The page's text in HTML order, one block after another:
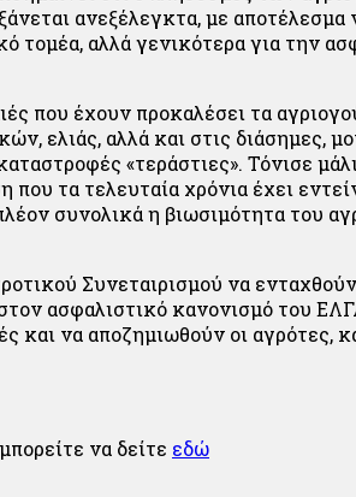
ανεξέλεγκτα, με αποτέλεσμα
τομέα, αλλά γενικότερα για την
που έχουν προκαλέσει τα
ελιάς, αλλά και στις διάσημες,
«τεράστιες». Τόνισε
τα τελευταία χρόνια έχει
συνολικά η βιωσιμότητα του
Συνεταιρισμού να ενταχθούν
ασφαλιστικό κανονισμό του
και να αποζημιωθούν οι αγρότες,
να δείτε εδώ